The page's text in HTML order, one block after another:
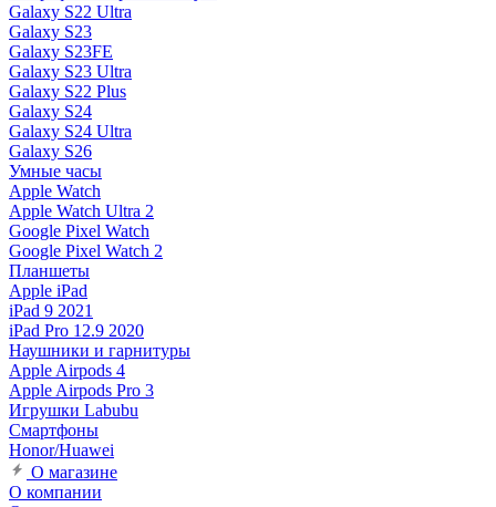
Galaxy S22 Ultra
Galaxy S23
Galaxy S23FE
Galaxy S23 Ultra
Galaxy S22 Plus
Galaxy S24
Galaxy S24 Ultra
Galaxy S26
Умные часы
Apple Watch
Apple Watch Ultra 2
Google Pixel Watch
Google Pixel Watch 2
Планшеты
Apple iPad
iPad 9 2021
iPad Pro 12.9 2020
Наушники и гарнитуры
Apple Airpods 4
Apple Airpods Pro 3
Игрушки Labubu
Смартфоны
Honor/Huawei
О магазине
О компании